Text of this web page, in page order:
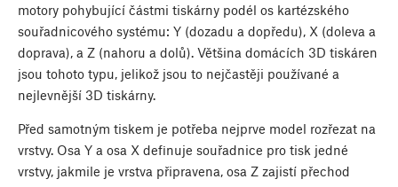
motory pohybující částmi tiskárny podél os kartézského
souřadnicového systému: Y (dozadu a dopředu), X (doleva a
doprava), a Z (nahoru a dolů). Většina domácích 3D tiskáren
jsou tohoto typu, jelikož jsou to nejčastěji používané a
nejlevnější 3D tiskárny.
Před samotným tiskem je potřeba nejprve model rozřezat na
vrstvy. Osa Y a osa X definuje souřadnice pro tisk jedné
vrstvy, jakmile je vrstva připravena, osa Z zajistí přechod